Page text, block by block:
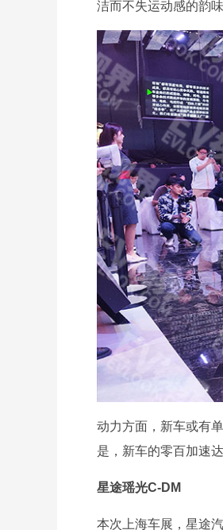
洁而不失运动感的韵味
动力方面，新车或有
是，新车的零百加速
星途瑶光C-DM
本次上海车展，星途